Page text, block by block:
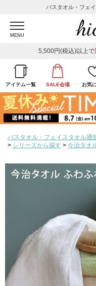
バスタオル・フェ
MENU
5,500円(税込)以上で
アイテム一覧 SALE会場 お気
バスタオル・フェイスタオル通
シリーズから探す
今治タオ